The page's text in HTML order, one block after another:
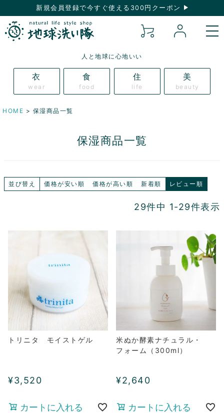
新規会員登録で今すぐ使える300円クーポン
人と地球に心地いい
衣
wear
食
food
住
life
美
beauty
HOME 保湿商品一覧
保湿商品一覧
並び替え 価格が安い順 価格が高い順 新着順 レビュー順
29件中 1-29件表示
トリニタ モイストゲル
¥3,520
カートに入れる
米ぬか酵素ナチュラル・
フォーム（300ml）
¥2,640
カートに入れる